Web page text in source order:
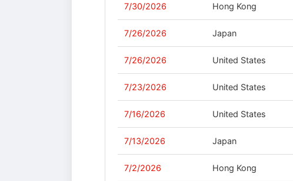
7/30/2026 Hong Kong
7/26/2026 Japan
7/26/2026 United States
7/23/2026 United States
7/16/2026 United States
7/13/2026 Japan
7/2/2026 Hong Kong